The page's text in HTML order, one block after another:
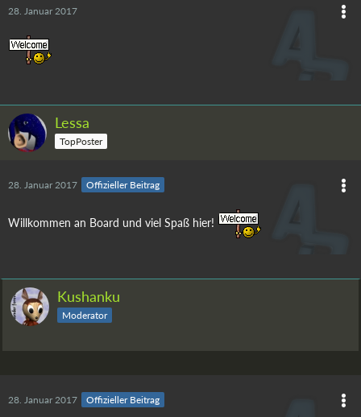
28. Januar 2017
Lessa
TopPoster
28. Januar 2017 Offizieller Beitrag
Willkommen an Board und viel Spaß hier!
Kushanku
Moderator
28. Januar 2017 Offizieller Beitrag